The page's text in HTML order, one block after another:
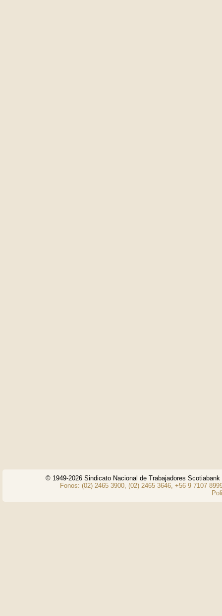
© 1949-2026 Sindicato Nacional de Trabajadores
Fonos: (02) 2465 3900, (02) 2465 3646, +56 9 7107